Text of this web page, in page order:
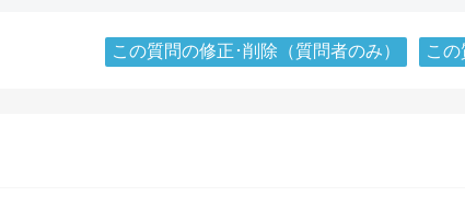
この質問の修正･削除（質問者のみ） こ